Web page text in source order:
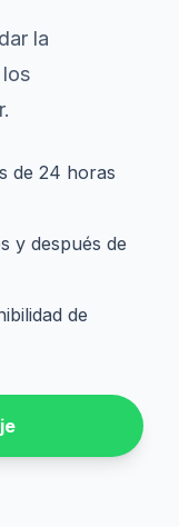
la
de 24 horas
y después de
de